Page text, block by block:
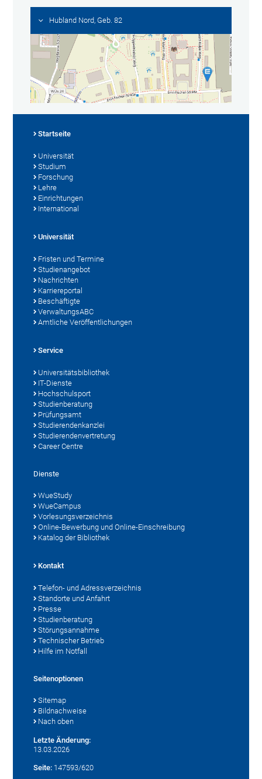
Hubland Nord, Geb. 82
Startseite
Universität
Studium
Forschung
Lehre
Einrichtungen
International
Universität
Fristen und Termine
Studienangebot
Nachrichten
Karriereportal
Beschäftigte
VerwaltungsABC
Amtliche Veröffentlichungen
Service
Universitätsbibliothek
IT-Dienste
Hochschulsport
Studienberatung
Prüfungsamt
Studierendenkanzlei
Studierendenvertretung
Career Centre
Dienste
WueStudy
WueCampus
Vorlesungsverzeichnis
Online-Bewerbung und Online-Einschreibung
Katalog der Bibliothek
Kontakt
Telefon- und Adressverzeichnis
Standorte und Anfahrt
Presse
Studienberatung
Störungsannahme
Technischer Betrieb
Hilfe im Notfall
Seitenoptionen
Sitemap
Bildnachweise
Nach oben
Letzte Änderung:
13.03.2026
Seite: 147593/620